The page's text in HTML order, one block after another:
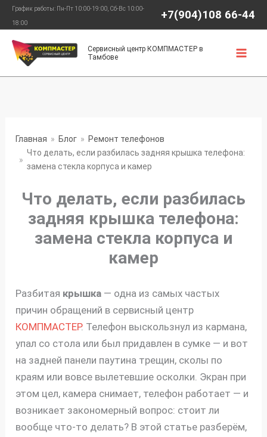
Перейти
содержимому
График работы: Пн-Пт 10:00-19:00, Сб-Вс 10:00-
18:00
+7(904)108 66-44
Сервисный центр КОМПМАСТЕР в
Тамбове
Главная Блог
Ремонт телефонов
Что делать, если разбилась задняя крышка телефона:
замена стекла корпуса и камер
Что делать, если разбилась
задняя крышка телефона:
замена стекла корпуса и
камер
Разбитая крышка — одна из самых частых
причин обращений в сервисный центр
КОМПМАСТЕР. Телефон выскользнул из кармана,
упал со стола или был придавлен в сумке — и вот
на задней панели паутина трещин, сколы по
краям или вовсе вылетевшие осколки. Экран при
этом цел, камера снимает, телефон работает — и
возникает закономерный вопрос: стоит ли
вообще что-то делать? В этой статье разберём,